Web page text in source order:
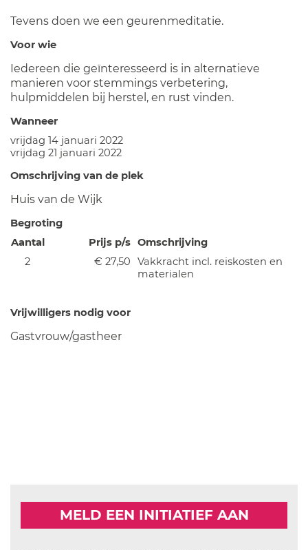
Tevens doen we een geurenmeditatie.
Voor wie
Iedereen die geïnteresseerd is in alternatieve
manieren voor stemmings verbetering,
hulpmiddelen bij herstel, en rust vinden.
Wanneer
vrijdag 14 januari 2022
vrijdag 21 januari 2022
Omschrijving van de plek
Huis van de Wijk
Begroting
Aantal
Prijs p/s Omschrijving
2
€ 27,50
Vakkracht incl. reiskosten en
materialen
Vrijwilligers nodig voor
Gastvrouw/gastheer
MELD EEN INITIATIEF AAN